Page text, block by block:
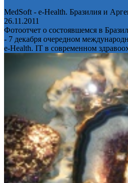
MedSoft - e-Health. Бразилия и
26.11.2011
Фотоотчет о состоявшемся в
- 7 декабря очередном
e-Health. IT в современном